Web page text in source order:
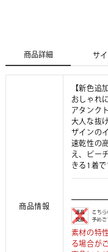
商品詳細 サ
商品情報
【新色追
おしゃれ
アタンク
大人な抜
ザインの
速乾性の
え、ビー
きる1着で
素材の特
る場合が